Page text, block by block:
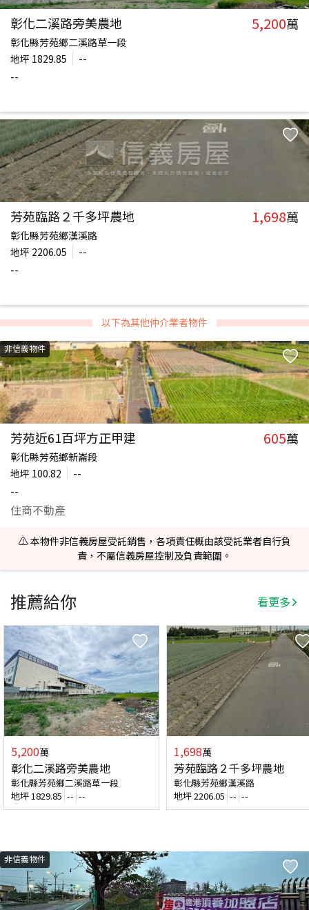
彰化二溪路旁美農地 5,200萬
彰化縣芳苑鄉二溪路草一段
地坪 1829.85
--
--
芳苑臨路２千多坪農地 1,698萬
彰化縣芳苑鄉漢溪路
地坪 2206.05
--
--
以下為其他仲介業者物件
非信義物件
芳苑近61百坪方正甲建 605萬
彰化縣芳苑鄉新崙段
地坪 100.82
--
--
住商不動產
⚠️ 本物件非信義房屋受託銷售，各項責任概由該受託業者自行負
責，不屬信義房屋控制及負責範圍。
推薦給你 看更多
5,200萬
彰化二溪路旁美農地
彰化縣芳苑鄉二溪路草一段
地坪1829.85 -- --
1,698萬
芳苑臨路２千多坪農地
彰化縣芳苑鄉漢溪路
地坪2206.05 -- --
非信義物件